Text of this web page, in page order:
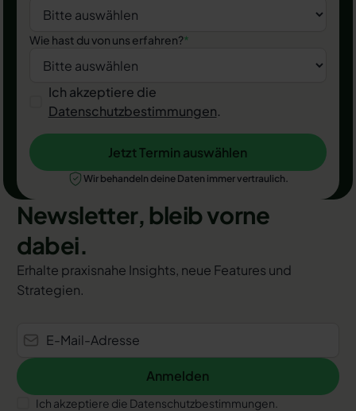
Wie hast du von uns erfahren?*
Ich akzeptiere die
Datenschutzbestimmungen.
Jetzt Termin auswählen
Jetzt Termin auswählen
Wir behandeln deine Daten immer vertraulich.
Newsletter, bleib vorne
dabei.
Erhalte praxisnahe Insights, neue Features und
Strategien.
Anmelden
Anmelden
Ich akzeptiere die Datenschutzbestimmungen.